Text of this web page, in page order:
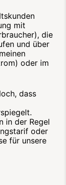
mit
die
und über
oder im
dass
in der Regel
oder
für unsere